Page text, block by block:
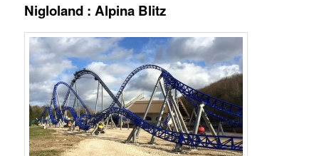
Nigloland : Alpina Blitz